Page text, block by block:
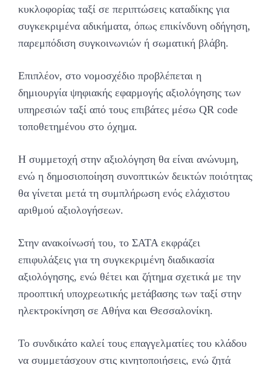
κυκλοφορίας ταξί σε περιπτώσεις καταδίκης για
συγκεκριμένα αδικήματα, όπως επικίνδυνη οδήγηση,
παρεμπόδιση συγκοινωνιών ή σωματική βλάβη.
Επιπλέον, στο νομοσχέδιο προβλέπεται η
δημιουργία ψηφιακής εφαρμογής αξιολόγησης των
υπηρεσιών ταξί από τους επιβάτες μέσω QR code
τοποθετημένου στο όχημα.
Η συμμετοχή στην αξιολόγηση θα είναι ανώνυμη,
ενώ η δημοσιοποίηση συνοπτικών δεικτών ποιότητας
θα γίνεται μετά τη συμπλήρωση ενός ελάχιστου
αριθμού αξιολογήσεων.
Στην ανακοίνωσή του, το ΣΑΤΑ εκφράζει
επιφυλάξεις για τη συγκεκριμένη διαδικασία
αξιολόγησης, ενώ θέτει και ζήτημα σχετικά με την
προοπτική υποχρεωτικής μετάβασης των ταξί στην
ηλεκτροκίνηση σε Αθήνα και Θεσσαλονίκη.
Το συνδικάτο καλεί τους επαγγελματίες του κλάδου
να συμμετάσχουν στις κινητοποιήσεις, ενώ ζητά